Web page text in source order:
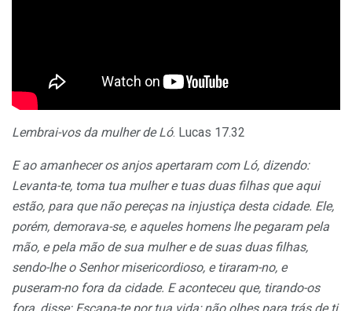
Lembrai-vos da mulher de Ló. Lucas 17.32
E ao amanhecer os anjos apertaram com Ló, dizendo:
Levanta-te, toma tua mulher e tuas duas filhas que aqui
estão, para que não pereças na injustiça desta cidade. Ele,
porém, demorava-se, e aqueles homens lhe pegaram pela
mão, e pela mão de sua mulher e de suas duas filhas,
sendo-lhe o Senhor misericordioso, e tiraram-no, e
puseram-no fora da cidade. E aconteceu que, tirando-os